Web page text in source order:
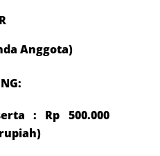
Anggota)
: Rp 500.000